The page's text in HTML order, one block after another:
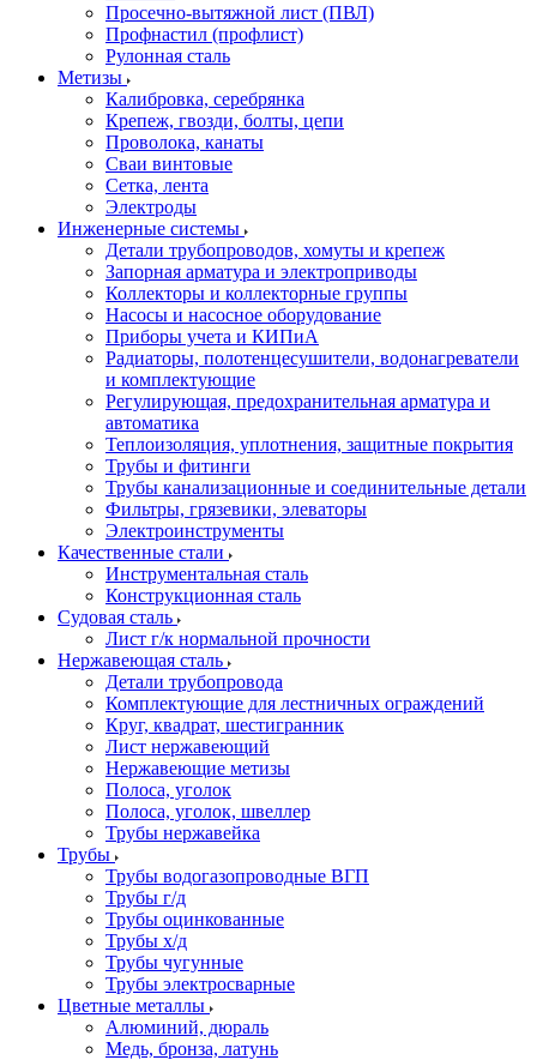
Просечно-вытяжной лист (ПВЛ)
Профнастил (профлист)
Рулонная сталь
Метизы
Калибровка, серебрянка
Крепеж, гвозди, болты, цепи
Проволока, канаты
Сваи винтовые
Сетка, лента
Электроды
Инженерные системы
Детали трубопроводов, хомуты и крепеж
Запорная арматура и электроприводы
Коллекторы и коллекторные группы
Насосы и насосное оборудование
Приборы учета и КИПиА
Радиаторы, полотенцесушители, водонагреватели
и комплектующие
Регулирующая, предохранительная арматура и
автоматика
Теплоизоляция, уплотнения, защитные покрытия
Трубы и фитинги
Трубы канализационные и соединительные детали
Фильтры, грязевики, элеваторы
Электроинструменты
Качественные стали
Инструментальная сталь
Конструкционная сталь
Судовая сталь
Лист г/к нормальной прочности
Нержавеющая сталь
Детали трубопровода
Комплектующие для лестничных ограждений
Круг, квадрат, шестигранник
Лист нержавеющий
Нержавеющие метизы
Полоса, уголок
Полоса, уголок, швеллер
Трубы нержавейка
Трубы
Трубы водогазопроводные ВГП
Трубы г/д
Трубы оцинкованные
Трубы х/д
Трубы чугунные
Трубы электросварные
Цветные металлы
Алюминий, дюраль
Медь, бронза, латунь